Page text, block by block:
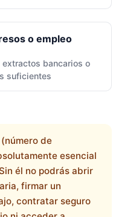
o empleo
extractos bancarios o
suficientes
(número de
esencial
él no podrás abrir
firmar un
contratar seguro